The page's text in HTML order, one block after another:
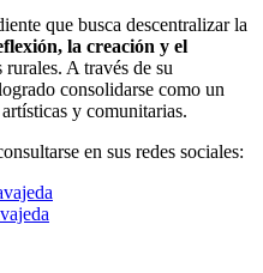
que busca descentralizar la
la creación y el
rurales. A través de su
consolidarse como un
y comunitarias.
en sus redes sociales: